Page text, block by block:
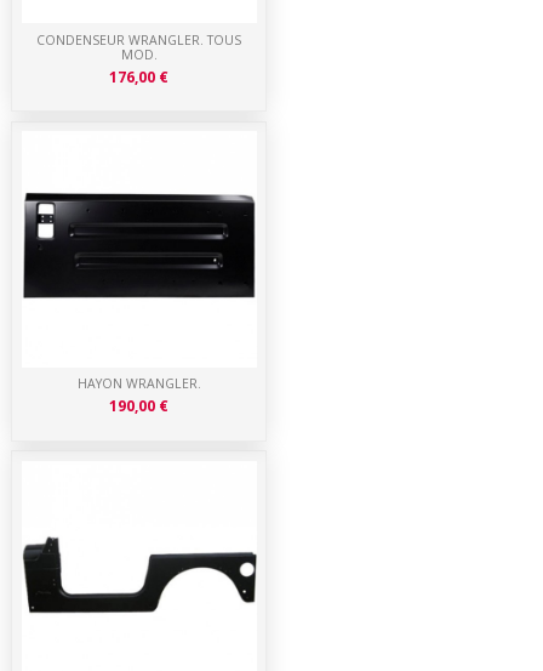
HAYON WRANGLER.
190,00 €
CONDENSEUR WRANGLER. TOUS
MOD.
176,00 €